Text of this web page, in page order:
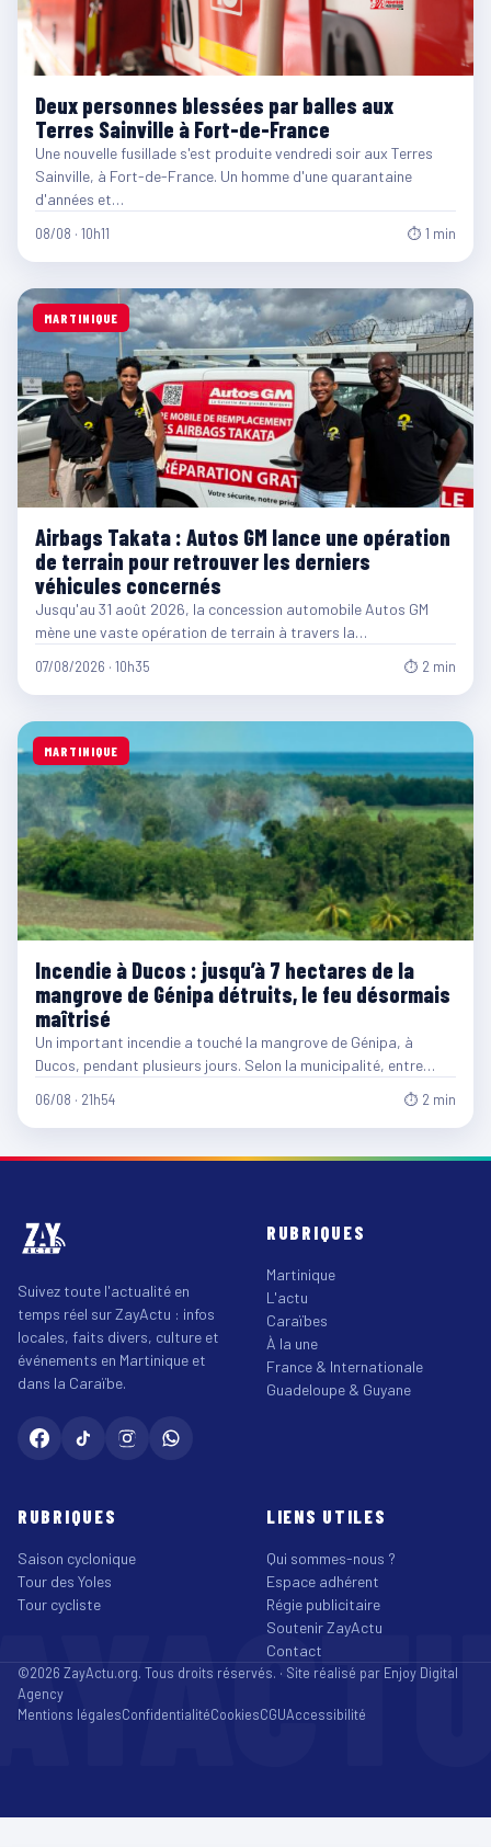
Deux personnes blessées par balles aux
Terres Sainville à Fort-de-France
Une nouvelle fusillade s'est produite vendredi soir aux Terres
Sainville, à Fort-de-France. Un homme d'une quarantaine
d'années et…
08/08 · 10h11 ⏱ 1 min
MARTINIQUE
Airbags Takata : Autos GM lance une opération
de terrain pour retrouver les derniers
véhicules concernés
Jusqu'au 31 août 2026, la concession automobile Autos GM
mène une vaste opération de terrain à travers la…
07/08/2026 · 10h35 ⏱ 2 min
MARTINIQUE
Incendie à Ducos : jusqu’à 7 hectares de la
mangrove de Génipa détruits, le feu désormais
maîtrisé
Un important incendie a touché la mangrove de Génipa, à
Ducos, pendant plusieurs jours. Selon la municipalité, entre…
06/08 · 21h54 ⏱ 2 min
Suivez toute l'actualité en
temps réel sur ZayActu : infos
locales, faits divers, culture et
événements en Martinique et
dans la Caraïbe.
RUBRIQUES
Martinique
L'actu
Caraïbes
À la une
France & Internationale
Guadeloupe & Guyane
RUBRIQUES
Saison cyclonique
Tour des Yoles
Tour cycliste
LIENS UTILES
Qui sommes-nous ?
Espace adhérent
Régie publicitaire
Soutenir ZayActu
Contact
©2026 ZayActu.org. Tous droits réservés. · Site réalisé par Enjoy Digital
Agency
Mentions légalesConfidentialitéCookiesCGUAccessibilité